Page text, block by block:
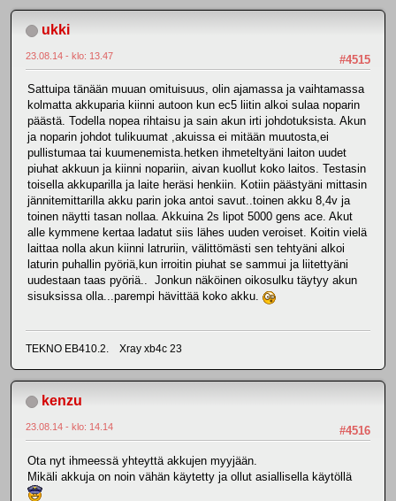
ukki
#4515
23.08.14 - klo: 13.47
Sattuipa tänään muuan omituisuus, olin ajamassa ja vaihtamassa
kolmatta akkuparia kiinni autoon kun ec5 liitin alkoi sulaa noparin
päästä. Todella nopea rihtaisu ja sain akun irti johdotuksista. Akun
ja noparin johdot tulikuumat ,akuissa ei mitään muutosta,ei
pullistumaa tai kuumenemista.hetken ihmeteltyäni laiton uudet
piuhat akkuun ja kiinni nopariin, aivan kuollut koko laitos. Testasin
toisella akkuparilla ja laite heräsi henkiin. Kotiin päästyäni mittasin
jännitemittarilla akku parin joka antoi savut..toinen akku 8,4v ja
toinen näytti tasan nollaa. Akkuina 2s lipot 5000 gens ace. Akut
alle kymmene kertaa ladatut siis lähes uuden veroiset. Koitin vielä
laittaa nolla akun kiinni latruriin, välittömästi sen tehtyäni alkoi
laturin puhallin pyöriä,kun irroitin piuhat se sammui ja liitettyäni
uudestaan taas pyöriä.. Jonkun näköinen oikosulku täytyy akun
sisuksissa olla...parempi hävittää koko akku.
TEKNO EB410.2. Xray xb4c 23
kenzu
#4516
23.08.14 - klo: 14.14
Ota nyt ihmeessä yhteyttä akkujen myyjään.
Mikäli akkuja on noin vähän käytetty ja ollut asiallisella käytöllä